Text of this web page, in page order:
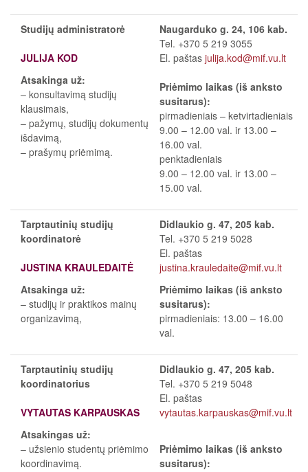
Studijų administratorė
JULIJA KOD
Atsakinga už:
– konsultavimą studijų
klausimais,
– pažymų, studijų dokumentų
išdavimą,
– prašymų priėmimą.
Naugarduko g. 24, 106 kab.
Tel. +370 5 219 3055
El. paštas julija.kod@mif.vu.lt
Priėmimo laikas (iš anksto
susitarus):
pirmadieniais – ketvirtadieniais
9.00 – 12.00 val. ir 13.00 –
16.00 val.
penktadieniais
9.00 – 12.00 val. ir 13.00 –
15.00 val.
Tarptautinių studijų
koordinatorė
JUSTINA KRAULEDAITĖ
Atsakinga už:
– studijų ir praktikos mainų
organizavimą,
Didlaukio g. 47, 205 kab.
Tel. +370 5 219 5028
El. paštas
justina.krauledaite@mif.vu.lt
Priėmimo laikas (iš anksto
susitarus):
pirmadieniais: 13.00 – 16.00
val.
Tarptautinių studijų
koordinatorius
VYTAUTAS KARPAUSKAS
Atsakingas už:
– užsienio studentų priėmimo
koordinavimą.
Didlaukio g. 47, 205 kab.
Tel. +370 5 219 5048
El. paštas
vytautas.karpauskas@mif.vu.lt
Priėmimo laikas (iš anksto
susitarus):